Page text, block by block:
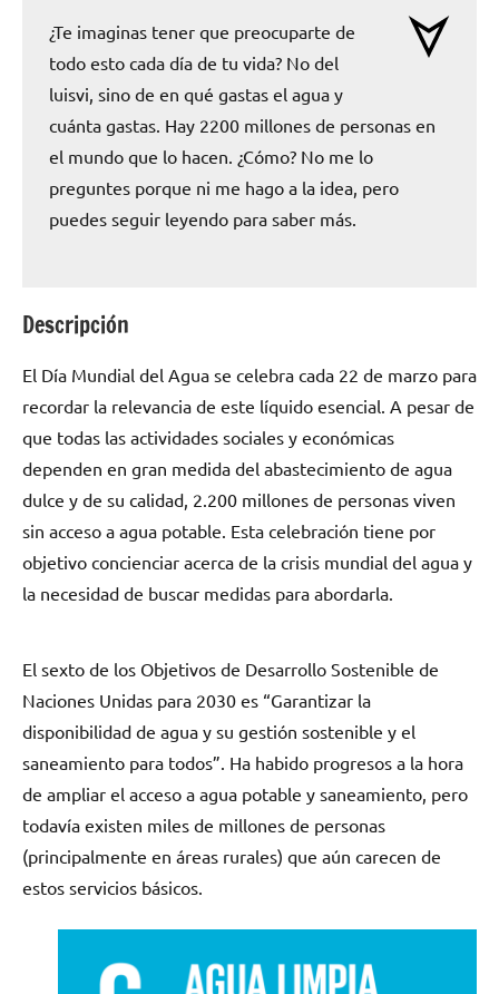
¿Te imaginas tener que preocuparte de
todo esto cada día de tu vida? No del
luisvi, sino de en qué gastas el agua y
cuánta gastas. Hay 2200 millones de personas en
el mundo que lo hacen. ¿Cómo? No me lo
preguntes porque ni me hago a la idea, pero
puedes seguir leyendo para saber más.
Descripción
El Día Mundial del Agua se celebra cada 22 de marzo para
recordar la relevancia de este líquido esencial. A pesar de
que todas las actividades sociales y económicas
dependen en gran medida del abastecimiento de agua
dulce y de su calidad, 2.200 millones de personas viven
sin acceso a agua potable. Esta celebración tiene por
objetivo concienciar acerca de la crisis mundial del agua y
la necesidad de buscar medidas para abordarla.
El sexto de los Objetivos de Desarrollo Sostenible de
Naciones Unidas para 2030 es “Garantizar la
disponibilidad de agua y su gestión sostenible y el
saneamiento para todos”. Ha habido progresos a la hora
de ampliar el acceso a agua potable y saneamiento, pero
todavía existen miles de millones de personas
(principalmente en áreas rurales) que aún carecen de
estos servicios básicos.